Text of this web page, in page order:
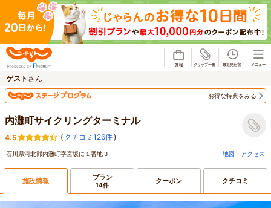
ゲスト さん
お得な特典をみる
内灘町サイクリングターミナル
4.5 ( クチコミ126件)
石川県河北郡内灘町字宮坂に１番地３ 地図・アクセス
施設情報 プラン
14件 クーポン クチコミ